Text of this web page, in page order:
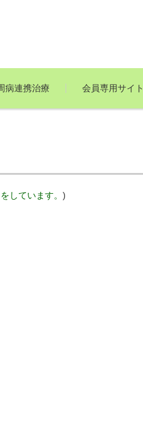
病連携治療 会員専用サイト
しています。)